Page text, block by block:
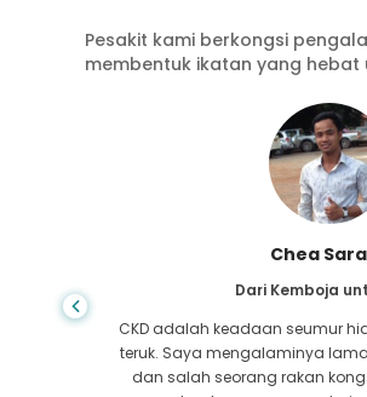
Pesakit kami berkongsi
membentuk ikatan yang hebat
Chea
Dari Kemboja
CKD adalah keadaan seumur
teruk. Saya mengalaminya
dan salah seorang rakan